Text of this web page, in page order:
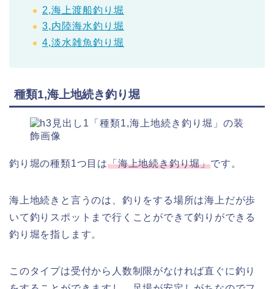
2,海上渡船釣り堀
3,内陸海水釣り堀
4,淡水雑魚釣り堀
種類1,海上地続き釣り堀
釣り堀の種類1つ目は「海上地続き釣り堀」です。
海上地続きと言うのは、釣りをする場所は海上だが歩
いて釣りスポットまで行くことができて釣りができる
釣り堀を指します。
このタイプは受付から人数制限がなければ直ぐに釣り